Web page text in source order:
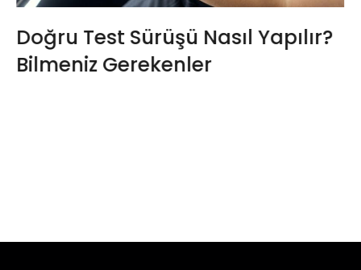
Doğru Test Sürüşü Nasıl Yapılır?
Bilmeniz Gerekenler